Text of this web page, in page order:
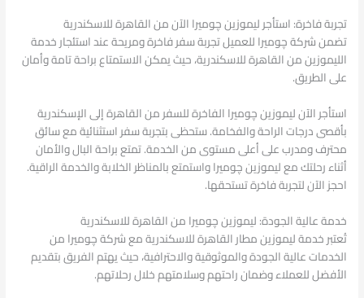
تجربة فاخرة: استأجر ليموزين چوميرا الآن من القاهرة للاسكندرية
تضمن شركة چوميرا للعميل تجربة سفر فاخرة ومريحة عند استئجار خدمة
الليموزين من القاهرة للاسكندرية، حيث يمكن الاستمتاع براحة تامة وأمان
على الطريق.
استأجر الآن ليموزين چوميرا الفاخرة للسفر من القاهرة إلى الإسكندرية
بأقصى درجات الراحة والفخامة. ستحظى بتجربة سفر استثنائية مع سائق
محترف ومدرب على أعلى مستوى من الخدمة. تمتع براحة البال والأمان
أثناء رحلتك مع ليموزين چوميرا واستمتع بالمناظر الخلابة والخدمة الراقية.
احجز الآن لتجربة فاخرة تستحقها.
خدمة عالية الجودة: ليموزين چوميرا من القاهرة للاسكندرية
تُعتبر خدمة ليموزين مطار القاهرة للاسكندرية مع شركة چوميرا من
الخدمات عالية الجودة والموثوقية والاحترافية، حيث يهتم الفريق بتقديم
الأفضل للعملاء وضمان راحتهم وسلامتهم خلال رحلاتهم.